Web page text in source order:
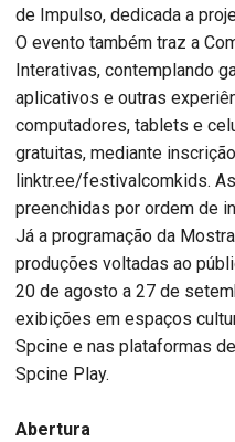
de Impulso, dedicada a
O evento também traz a
Interativas, contemplando
aplicativos e outras
computadores, tablets e
gratuitas, mediante
linktr.ee/festivalcomkids.
preenchidas por ordem de
Já a programação da
produções voltadas ao
20 de agosto a 27 de
exibições em espaços
Spcine e nas plataformas
Spcine Play.
Abertura